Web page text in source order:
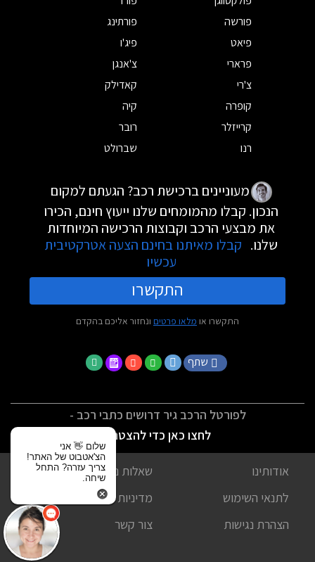
פורשה
פורתינג
פיאט
פיג'ו
פרארי
צ'אנגן
צ'רי
קאדילק
קופרה
קיה
קרייזלר
רובר
רנו
שברולט
מעוניינים ברכישת רכב? הגעתם למקום
הנכון. קבלו מהמומחים שלנו ייעוץ חינם, הכירו
את מבצעי הרכב וקבוצות הרכישה המיוחדות
שלנו. קבלו מאיתנו בחינם הצעה אטרקטיבית
עכשיו
התקשרו
התקשרו או מלאו פרטים ונחזור אליכם בהקדם
שתף
לפורטל הרכב גיר דרושים כתבי רכב -
לחצו כאן כדי להצטרף
אודותינו
שאלות נפוצות
לתנאי השימוש
מדיניות פרטיות
הצהרת נגישות
צור קשר
שלום 👋 אני
הצ'אטבוט של האתר!
צריך עזרה? התחל
שיחה.